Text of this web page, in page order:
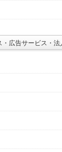
広告サービス・